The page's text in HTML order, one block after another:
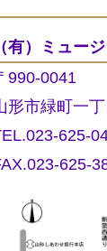
（有）ミュー
990-0041
形市緑町一
625-
625-